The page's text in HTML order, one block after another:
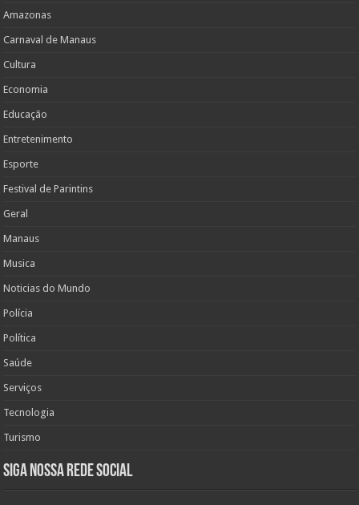
Amazonas
Carnaval de Manaus
Cultura
Economia
Educação
Entretenimento
Esporte
Festival de Parintins
Geral
Manaus
Musica
Noticias do Mundo
Polícia
Política
Saúde
Serviços
Tecnologia
Turismo
Siga nossa rede social